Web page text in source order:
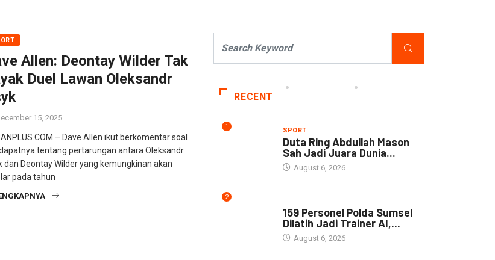
Allen: Deontay Wilder Tak
Duel Lawan Oleksandr
15, 2025
– Dave Allen ikut berkomentar soal
tentang pertarungan antara Oleksandr
dan Deontay Wilder yang kemungkinan akan
pada tahun
RECENT
1 SPORT
Duta Ring Abdullah Mason
Sah Jadi Juara Dunia...
August 6, 2026
2
159 Personel Polda Sumsel
Dilatih Jadi Trainer AI,...
August 6, 2026